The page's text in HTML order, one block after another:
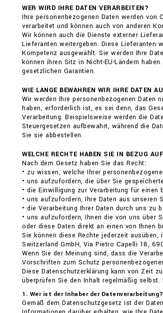
WER WIRD IHRE DATEN VERARBEITEN?
Ihre personenbezogenen Daten werden von
verarbeitet und können auch von anderen
Wir können auch die Dienste externer
Lieferanten weitergeben. Diese Lieferanten
Kompetenz ausgewählt. Sie werden Ihre
können ihren Sitz in Nicht-EU-Ländern
gesetzlichen Garantien.
WIE LANGE BEWAHREN WIR IHRE DATEN
Wir werden Ihre personenbezogenen
haben, erforderlich ist, es sei denn, das
Verarbeitung. Beispielsweise werden die
Steuergesetzen aufbewahrt, während die
Sie sie abbestellen.
WELCHE RECHTE HABEN SIE IN BEZUG
Nach dem Gesetz haben Sie das Recht:
• zu wissen, welche Ihrer
• uns aufzufordern, die über Sie
• die Einwilligung zur Verarbeitung für
• uns aufzufordern, Ihre Daten aus unseren
• die Verarbeitung Ihrer Daten durch uns zu
• uns aufzufordern, Ihnen die von uns über
oder diese Daten direkt an einen von Ihnen
Sie können diese Rechte jederzeit
Switzerland GmbH, Via Pietro Capelli 18,
Wenn Sie der Meinung sind, dass die
Vorschriften zum Schutz
Diese Datenschutzerklärung kann von Zeit
überprüfen Sie den Inhalt regelmäßig
1. Wer ist der Inhaber der Datenverarbeitung?
Gemäß dem Datenschutzgesetz ist der